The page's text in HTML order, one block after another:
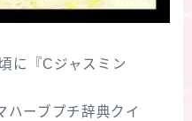
に『Cジャスミン
ハーブプチ辞典クイ